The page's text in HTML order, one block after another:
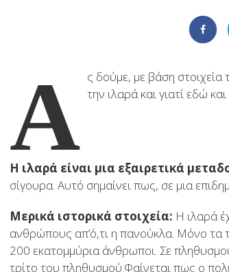
Α ς δούμε, με βάση
την ιλαρά και γιατί εδώ
Η ιλαρά είναι μια εξαιρετικά
σίγουρα. Αυτό σημαίνει πως, σε μια
Μερικά ιστορικά στοιχεία: Η ιλαρά
ανθρώπους απ’ό,τι η πανούκλα. Μόνο τα
200 εκατομμύρια άνθρωποι. Σε
τρίτο του πληθυσμού.Φαίνεται πως ο